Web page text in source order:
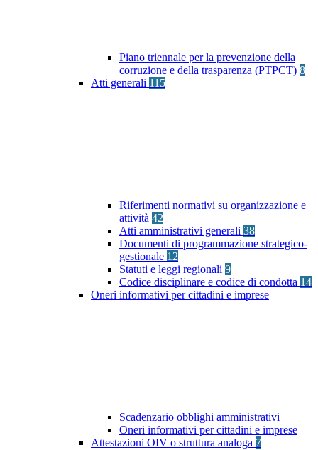
Piano triennale per la prevenzione della
corruzione e della trasparenza (PTPCT) 8
Atti generali 115
Riferimenti normativi su organizzazione e
attività 42
Atti amministrativi generali 38
Documenti di programmazione strategico-
gestionale 12
Statuti e leggi regionali 9
Codice disciplinare e codice di condotta 14
Oneri informativi per cittadini e imprese
Scadenzario obblighi amministrativi
Oneri informativi per cittadini e imprese
Attestazioni OIV o struttura analoga 7